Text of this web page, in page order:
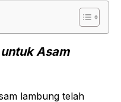
Asam
lambung telah